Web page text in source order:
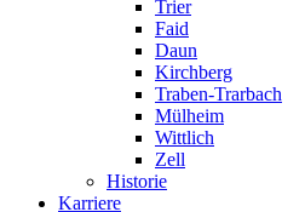
Trier
Faid
Daun
Kirchberg
Traben-Trarbach
Mülheim
Wittlich
Zell
Historie
Karriere